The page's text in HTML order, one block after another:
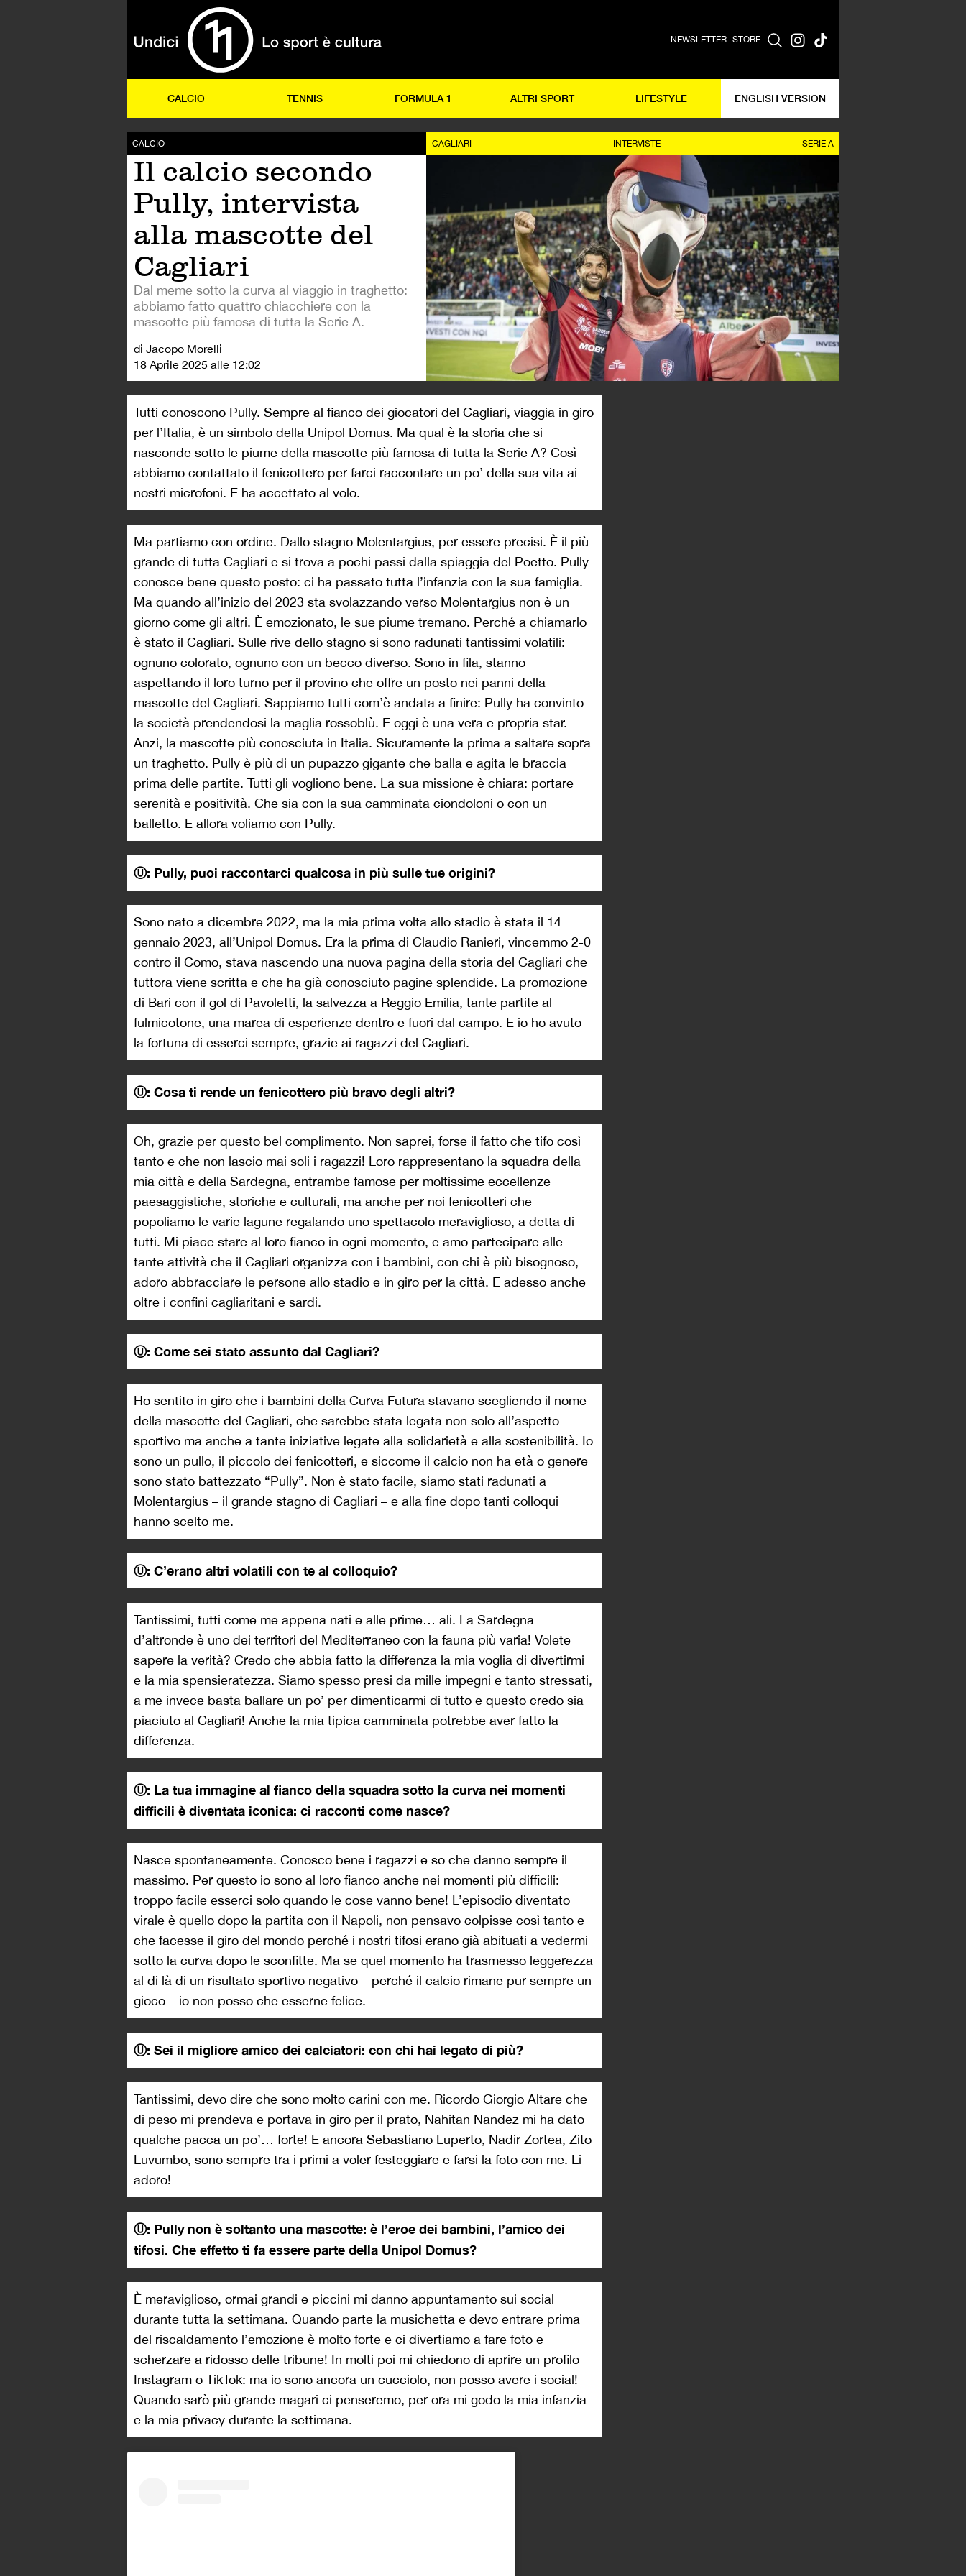
NEWSLETTER STORE
CALCIO TENNIS FORMULA 1 ALTRI SPORT LIFESTYLE ENGLISH VERSION
CALCIO
Il calcio secondo
Pully, intervista
alla mascotte del
Cagliari
Dal meme sotto la curva al viaggio in traghetto:
abbiamo fatto quattro chiacchiere con la
mascotte più famosa di tutta la Serie A.
di Jacopo Morelli
18 Aprile 2025 alle 12:02
CAGLIARI INTERVISTE SERIE A
Tutti conoscono Pully. Sempre al fianco dei giocatori del Cagliari, viaggia in giro
per l’Italia, è un simbolo della Unipol Domus. Ma qual è la storia che si
nasconde sotto le piume della mascotte più famosa di tutta la Serie A? Così
abbiamo contattato il fenicottero per farci raccontare un po’ della sua vita ai
nostri microfoni. E ha accettato al volo.
Ma partiamo con ordine. Dallo stagno Molentargius, per essere precisi. È il più
grande di tutta Cagliari e si trova a pochi passi dalla spiaggia del Poetto. Pully
conosce bene questo posto: ci ha passato tutta l’infanzia con la sua famiglia.
Ma quando all’inizio del 2023 sta svolazzando verso Molentargius non è un
giorno come gli altri. È emozionato, le sue piume tremano. Perché a chiamarlo
è stato il Cagliari. Sulle rive dello stagno si sono radunati tantissimi volatili:
ognuno colorato, ognuno con un becco diverso. Sono in fila, stanno
aspettando il loro turno per il provino che offre un posto nei panni della
mascotte del Cagliari. Sappiamo tutti com’è andata a finire: Pully ha convinto
la società prendendosi la maglia rossoblù. E oggi è una vera e propria star.
Anzi, la mascotte più conosciuta in Italia. Sicuramente la prima a saltare sopra
un traghetto. Pully è più di un pupazzo gigante che balla e agita le braccia
prima delle partite. Tutti gli vogliono bene. La sua missione è chiara: portare
serenità e positività. Che sia con la sua camminata ciondoloni o con un
balletto. E allora voliamo con Pully.
Ⓤ: Pully, puoi raccontarci qualcosa in più sulle tue origini?
Sono nato a dicembre 2022, ma la mia prima volta allo stadio è stata il 14
gennaio 2023, all’Unipol Domus. Era la prima di Claudio Ranieri, vincemmo 2-0
contro il Como, stava nascendo una nuova pagina della storia del Cagliari che
tuttora viene scritta e che ha già conosciuto pagine splendide. La promozione
di Bari con il gol di Pavoletti, la salvezza a Reggio Emilia, tante partite al
fulmicotone, una marea di esperienze dentro e fuori dal campo. E io ho avuto
la fortuna di esserci sempre, grazie ai ragazzi del Cagliari.
Ⓤ: Cosa ti rende un fenicottero più bravo degli altri?
Oh, grazie per questo bel complimento. Non saprei, forse il fatto che tifo così
tanto e che non lascio mai soli i ragazzi! Loro rappresentano la squadra della
mia città e della Sardegna, entrambe famose per moltissime eccellenze
paesaggistiche, storiche e culturali, ma anche per noi fenicotteri che
popoliamo le varie lagune regalando uno spettacolo meraviglioso, a detta di
tutti. Mi piace stare al loro fianco in ogni momento, e amo partecipare alle
tante attività che il Cagliari organizza con i bambini, con chi è più bisognoso,
adoro abbracciare le persone allo stadio e in giro per la città. E adesso anche
oltre i confini cagliaritani e sardi.
Ⓤ: Come sei stato assunto dal Cagliari?
Ho sentito in giro che i bambini della Curva Futura stavano scegliendo il nome
della mascotte del Cagliari, che sarebbe stata legata non solo all’aspetto
sportivo ma anche a tante iniziative legate alla solidarietà e alla sostenibilità. Io
sono un pullo, il piccolo dei fenicotteri, e siccome il calcio non ha età o genere
sono stato battezzato “Pully”. Non è stato facile, siamo stati radunati a
Molentargius – il grande stagno di Cagliari – e alla fine dopo tanti colloqui
hanno scelto me.
Ⓤ: C’erano altri volatili con te al colloquio?
Tantissimi, tutti come me appena nati e alle prime… ali. La Sardegna
d’altronde è uno dei territori del Mediterraneo con la fauna più varia! Volete
sapere la verità? Credo che abbia fatto la differenza la mia voglia di divertirmi
e la mia spensieratezza. Siamo spesso presi da mille impegni e tanto stressati,
a me invece basta ballare un po’ per dimenticarmi di tutto e questo credo sia
piaciuto al Cagliari! Anche la mia tipica camminata potrebbe aver fatto la
differenza.
Ⓤ: ⁠La tua immagine al fianco della squadra sotto la curva nei momenti
difficili è diventata iconica: ci racconti come nasce?
Nasce spontaneamente. Conosco bene i ragazzi e so che danno sempre il
massimo. Per questo io sono al loro fianco anche nei momenti più difficili:
troppo facile esserci solo quando le cose vanno bene! L’episodio diventato
virale è quello dopo la partita con il Napoli, non pensavo colpisse così tanto e
che facesse il giro del mondo perché i nostri tifosi erano già abituati a vedermi
sotto la curva dopo le sconfitte. Ma se quel momento ha trasmesso leggerezza
al di là di un risultato sportivo negativo – perché il calcio rimane pur sempre un
gioco – io non posso che esserne felice.
Ⓤ: ⁠Sei il migliore amico dei calciatori: con chi hai legato di più?
Tantissimi, devo dire che sono molto carini con me. Ricordo Giorgio Altare che
di peso mi prendeva e portava in giro per il prato, Nahitan Nandez mi ha dato
qualche pacca un po’… forte! E ancora Sebastiano Luperto, Nadir Zortea, Zito
Luvumbo, sono sempre tra i primi a voler festeggiare e farsi la foto con me. Li
adoro!
Ⓤ: Pully non è soltanto una mascotte: è l’eroe dei bambini, l’amico dei
tifosi. Che effetto ti fa essere parte della Unipol Domus?
È meraviglioso, ormai grandi e piccini mi danno appuntamento sui social
durante tutta la settimana. Quando parte la musichetta e devo entrare prima
del riscaldamento l’emozione è molto forte e ci divertiamo a fare foto e
scherzare a ridosso delle tribune! In molti poi mi chiedono di aprire un profilo
Instagram o TikTok: ma io sono ancora un cucciolo, non posso avere i social!
Quando sarò più grande magari ci penseremo, per ora mi godo la mia infanzia
e la mia privacy durante la settimana.